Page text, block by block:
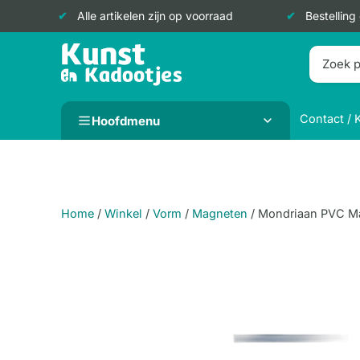
Alle artikelen zijn op voorraad
Doorgaan
Hoofdmenu Contact /
Home / Winkel / Vorm / Magneten / Mondriaan PVC